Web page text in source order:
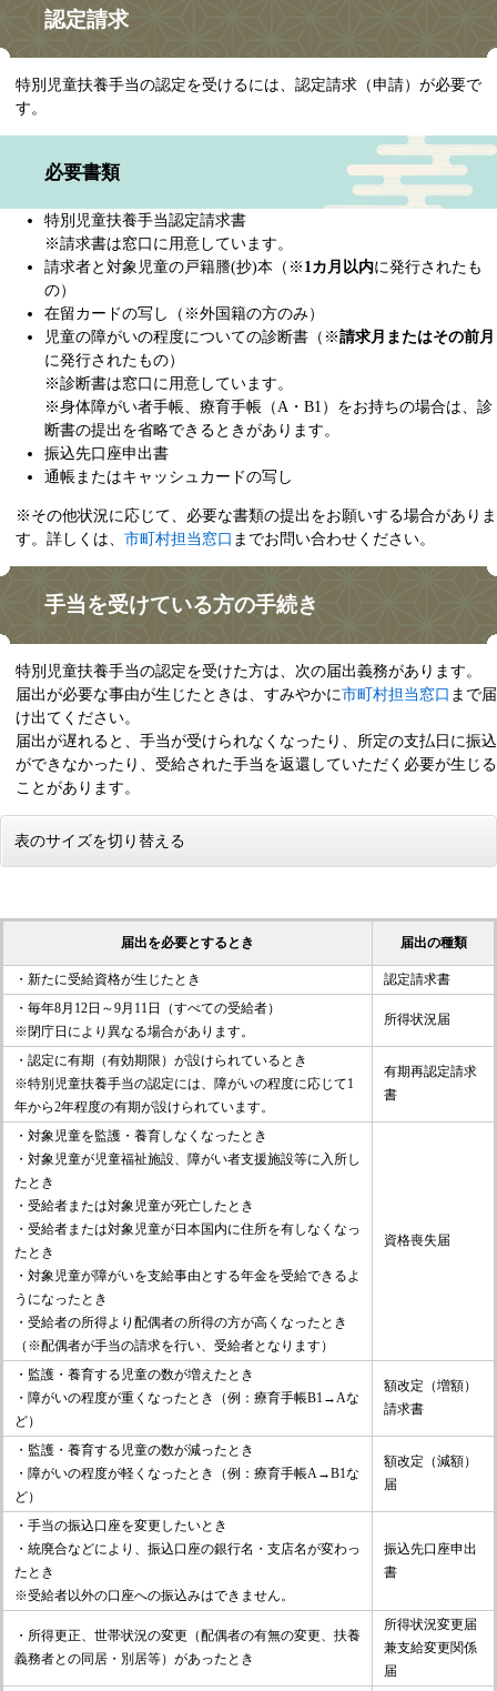
認定請求
特別児童扶養手当の認定を受けるには、認定請求（申請）が必要で
す。
必要書類
特別児童扶養手当認定請求書
​※請求書は窓口に用意しています。
請求者と対象児童の戸籍謄(抄)本（※ 1カ月以内に発行されたも
の）
在留カードの写し（※外国籍の方のみ）
児童の障がいの程度についての診断書（※請求月またはその前月
に発行されたもの）
※診断書は窓口に用意しています。
※身体障がい者手帳、療育手帳（A・B1）をお持ちの場合は、診
断書の提出を省略できるときがあります。
振込先口座申出書
通帳またはキャッシュカードの写し
※その他状況に応じて、必要な書類の提出をお願いする場合がありま
す。詳しくは、 市町村担当窓口 までお問い合わせください。
手当を受けている方の手続き
特別児童扶養手当の認定を受けた方は、次の届出義務があります。
届出が必要な事由が生じたときは、すみやかに市町村担当窓口 まで届
け出てください。
​届出が遅れると、手当が受けられなくなったり、所定の支払日に振込
ができなかったり、受給された手当を返還していただく必要が生じる
ことがあります。
表のサイズを切り替える
届出を必要とするとき 届出の種類
・新たに受給資格が生じたとき
認定請求書
・毎年8月12日～9月11日（すべての受給者）
※閉庁日により異なる場合があります。
所得状況届
・認定に有期（有効期限）が設けられているとき
※特別児童扶養手当の認定には、障がいの程度に応じて1
年から2年程度の有期が設けられています。
有期再認定請求
書
・対象児童を監護・養育しなくなったとき
・対象児童が児童福祉施設、障がい者支援施設等に入所し
たとき
・受給者または対象児童が死亡したとき
・受給者または対象児童が日本国内に住所を有しなくなっ
たとき
・対象児童が障がいを支給事由とする年金を受給できるよ
うになったとき
・受給者の所得より配偶者の所得の方が高くなったとき
（※配偶者が手当の請求を行い、受給者となります）
資格喪失届
・監護・養育する児童の数が増えたとき
・障がいの程度が重くなったとき（例：療育手帳B1→Aな
ど）
額改定（増額）
請求書
・監護・養育する児童の数が減ったとき
・障がいの程度が軽くなったとき（例：療育手帳A→B1な
ど）
額改定（減額）
届
・手当の振込口座を変更したいとき
・統廃合などにより、振込口座の銀行名・支店名が変わっ
たとき
※受給者以外の口座への振込みはできません。
振込先口座申出
書
・所得更正、世帯状況の変更（配偶者の有無の変更、扶養
義務者との同居・別居等）があったとき
所得状況変更届
兼支給変更関係
届